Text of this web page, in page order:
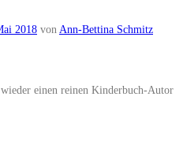
2018 vonAnn-Bettina Schmitz
einen reinen Kinderbuch-Autor